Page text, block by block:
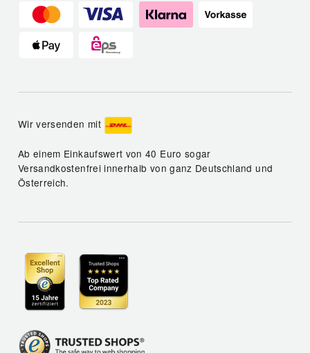
Wir versenden mit
Ab einem Einkaufswert von 40 Euro sogar
Versandkostenfrei innerhalb von ganz Deutschland und
Österreich.